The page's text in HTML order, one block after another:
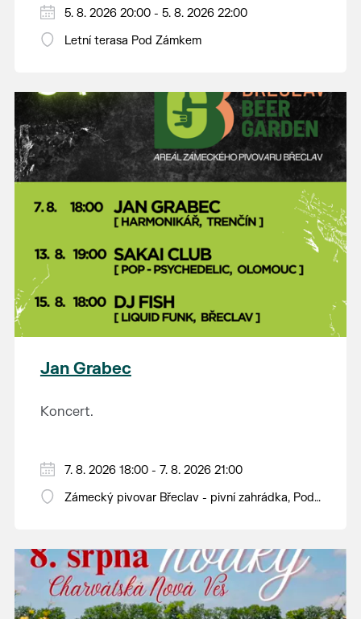
5. 8. 2026 20:00 - 5. 8. 2026 22:00
Letní terasa Pod Zámkem
Jan Grabec
Koncert.
7. 8. 2026 18:00 - 7. 8. 2026 21:00
Zámecký pivovar Břeclav - pivní zahrádka, Pod